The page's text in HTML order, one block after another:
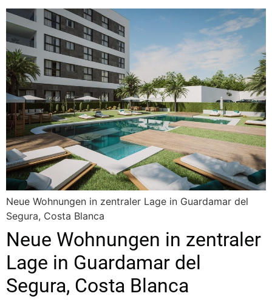
Neue Wohnungen in zentraler Lage in Guardamar del
Segura, Costa Blanca
Neue Wohnungen in zentraler
Lage in Guardamar del
Segura, Costa Blanca